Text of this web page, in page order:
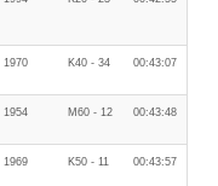
1970 K40 - 34 00:43:07
1954 M60 - 12 00:43:48
1969 K50 - 11 00:43:57